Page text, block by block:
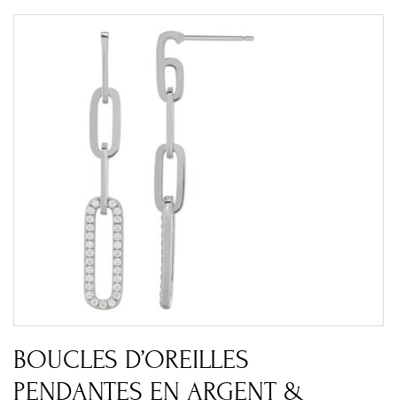
BOUCLES D’OREILLES
PENDANTES EN ARGENT &